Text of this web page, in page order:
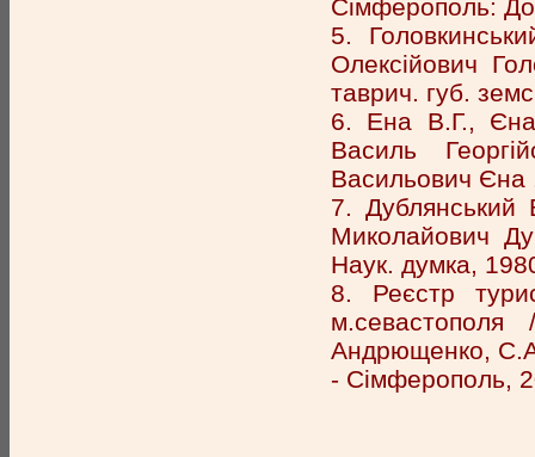
Сімферополь:
5.
Олексійович
таврич. губ.
6. Ена В.Г.,
Василь
Васильович Єна
7. Дублянський
Миколайович
Наук. думка,
8. Реєстр
Андрющенко,
- Сімферополь,